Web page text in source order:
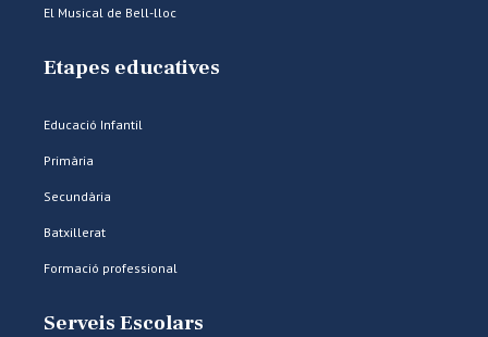
El Musical de Bell-lloc
Etapes educatives
Educació Infantil
Primària
Secundària
Batxillerat
Formació professional
Serveis Escolars